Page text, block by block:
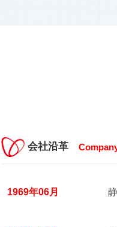
会社沿革
1969年06月